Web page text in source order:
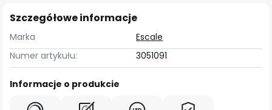
Szczegółowe informacje
Marka
Escale
Numer artykułu:
3051091
Informacje o produkcie